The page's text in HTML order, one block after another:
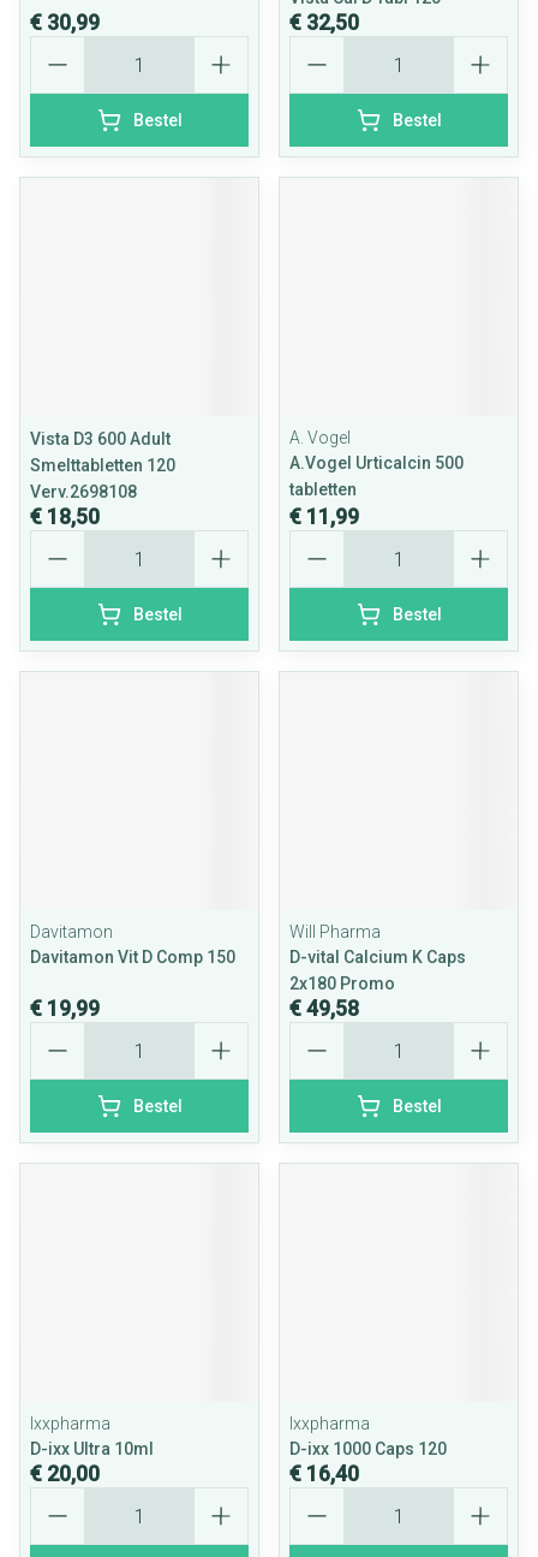
€ 30,99
Bestel
€ 32,50
Bestel
Vista D3 600 Adult
Smelttabletten 120
Verv.2698108
€ 18,50
Bestel
A. Vogel
A.Vogel Urticalcin 500
tabletten
€ 11,99
Bestel
Davitamon
Davitamon Vit D Comp 150
€ 19,99
Bestel
Will Pharma
D-vital Calcium K Caps
2x180 Promo
€ 49,58
Bestel
Ixxpharma
D-ixx Ultra 10ml
€ 20,00
Ixxpharma
D-ixx 1000 Caps 120
€ 16,40